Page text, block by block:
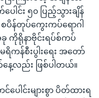
င်း ၅၀ ပြည့်သွားချိန်
ပိန်တုပ်ကွေးကပ်ရောဂါ
ကိုရိုနာဗိုင်းရပ်စ်ကပ်
ရိကန်စီးပွါးရေး အတော်
နေ့လည်း ဖြစ်ပါတယ်။
ေါင်းများစွာ ပိတ်ထားရ